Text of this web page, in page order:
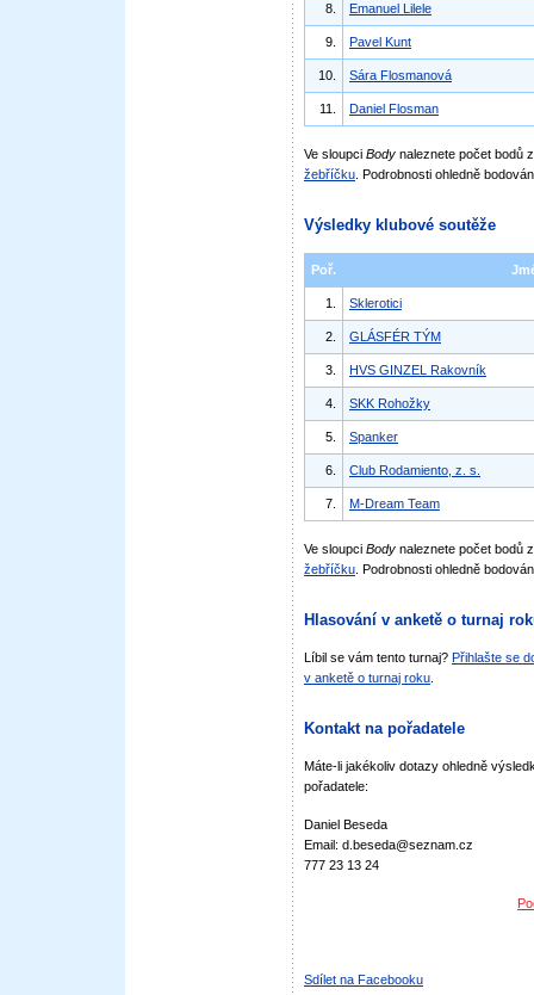
8. Emanuel Lilele
9. Pavel Kunt
10. Sára Flosmanová
11. Daniel Flosman
Ve sloupci Body naleznete počet bodů
žebříčku . Podrobnosti ohledně
Výsledky klubové soutěže
Poř.
1. Sklerotici
2. GLÁSFÉR TÝM
3. HVS GINZEL Rakovník
4. SKK Rohožky
5. Spanker
6. Club Rodamiento, z. s.
7. M-Dream Team
Ve sloupci Body naleznete počet bodů
žebříčku . Podrobnosti ohledně
Hlasování v anketě o turnaj
Líbil se vám tento turnaj? Přihlašte se
v anketě o turnaj roku
Kontakt na pořadatele
Máte-li jakékoliv dotazy ohledně
pořadatele:
Daniel Beseda
Email: d.beseda@seznam.cz
777 23 13 24
Sdílet na Facebooku